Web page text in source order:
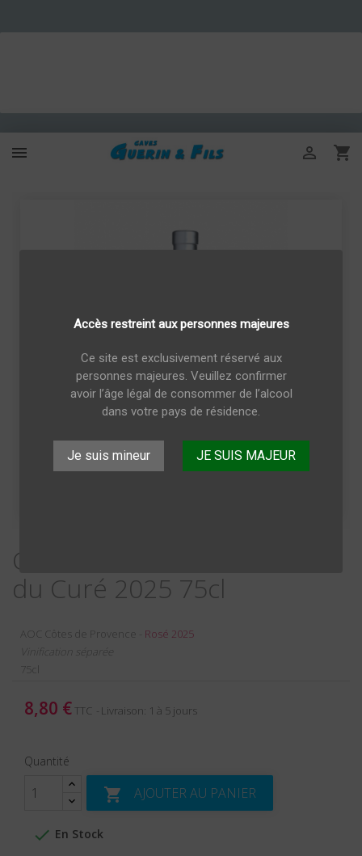
Accès restreint aux personnes majeures
Ce site est exclusivement réservé aux
personnes majeures. Veuillez confirmer
avoir l’âge légal de consommer de l’alcool
dans votre pays de résidence.
Je suis mineur JE SUIS MAJEUR
 

Côtes de Provence Bastide
du Curé 2025 75cl
AOC Côtes de Provence - Rosé 2025
Vinification séparée
75cl
8,80 € TTC Livraison: 1 à 5 jours
Quantité
 AJOUTER AU PANIER
 En Stock